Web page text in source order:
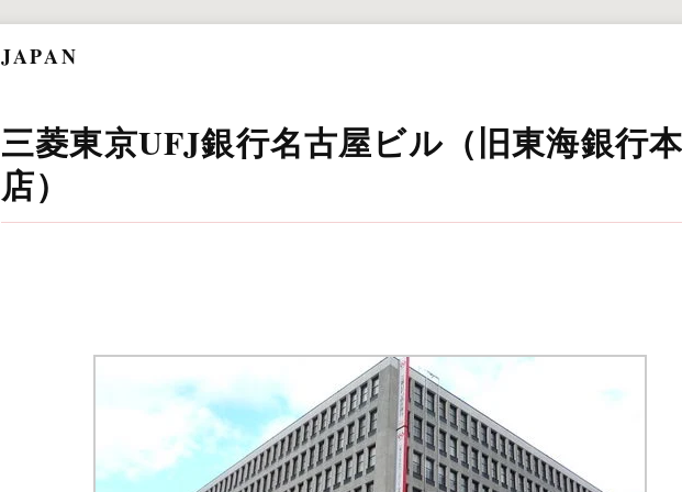
JAPAN
三菱東京UFJ銀行名古屋ビル（旧東海銀行
店）